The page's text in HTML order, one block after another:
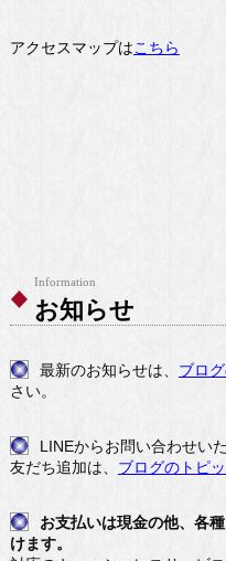
アクセスマップはこちら
Information
お知らせ
最新のお知らせは、 ブロ
さい。
LINEからお問い合わせい
友だち追加は、 ブログのトピ
お支払いは現金の他、各
けます。